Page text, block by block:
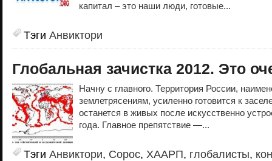
капитал – это наши люди, готовые...
Тэги Анвиктори
Глобальная зачистка 2012. Это
Начну с главного. Территория России,
землетрясениям, усиленно готовится к
останется в живых после искусственно
года. Главное препятствие —...
Тэги Анвиктори, Сорос, ХААРП, глобалисты,